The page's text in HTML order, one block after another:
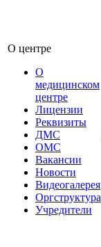
О центре
О
медицинском
центре
Лицензии
Реквизиты
ДМС
ОМС
Вакансии
Новости
Видеогалерея
Оргструктура
Учредители